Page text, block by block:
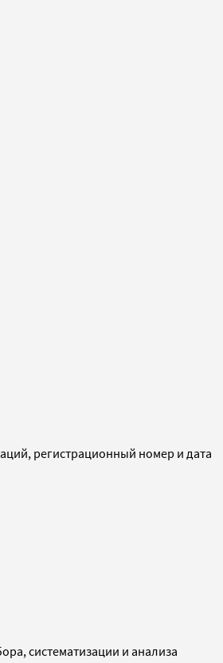
регистрационный номер и дата
систематизации и анализа